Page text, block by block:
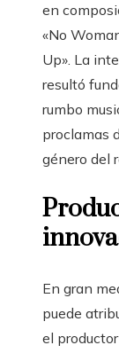
en
«No
Up». La
resultó
rumbo
proclamas
género del
En gran
puede
el